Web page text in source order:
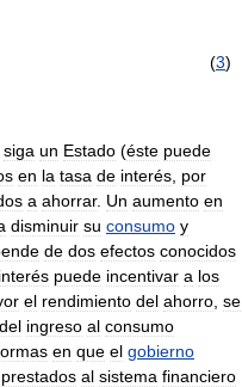
(3)
siga un Estado (éste puede
en la tasa de interés por
a ahorrar. Un aumento en
disminuir su consumo y
de dos efectos conocidos
interés puede incentivar a los
el rendimiento del ahorro se
del ingreso al consumo
en que el gobierno
prestados al sistema financiero